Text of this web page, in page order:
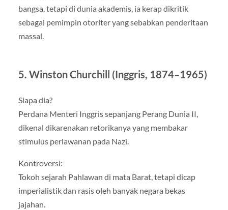
bangsa, tetapi di dunia akademis, ia kerap dikritik
sebagai pemimpin otoriter yang sebabkan penderitaan
massal.
5. Winston Churchill (Inggris, 1874–1965)
Siapa dia?
Perdana Menteri Inggris sepanjang Perang Dunia II,
dikenal dikarenakan retorikanya yang membakar
stimulus perlawanan pada Nazi.
Kontroversi:
Tokoh sejarah Pahlawan di mata Barat, tetapi dicap
imperialistik dan rasis oleh banyak negara bekas
jajahan.